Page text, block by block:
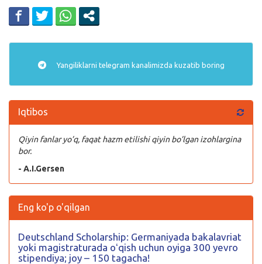
Yangiliklarni telegram kanalimizda kuzatib boring
Iqtibos
Qiyin fanlar yo’q, faqat hazm etilishi qiyin bo’lgan izohlargina
bor.
- A.I.Gersen
Eng ko'p o'qilgan
Deutschland Scholarship: Germaniyada bakalavriat
yoki magistraturada oʻqish uchun oyiga 300 yevro
stipendiya; joy – 150 tagacha!